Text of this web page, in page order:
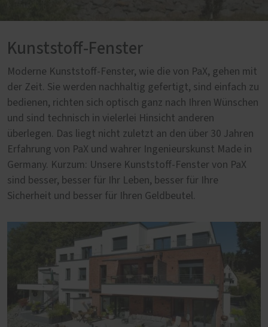
Kunststoff-Fenster
Moderne Kunststoff-Fenster, wie die von PaX, gehen mit
der Zeit. Sie werden nachhaltig gefertigt, sind einfach zu
bedienen, richten sich optisch ganz nach Ihren Wünschen
und sind technisch in vielerlei Hinsicht anderen
überlegen. Das liegt nicht zuletzt an den über 30 Jahren
Erfahrung von PaX und wahrer Ingenieurskunst Made in
Germany. Kurzum: Unsere Kunststoff-Fenster von PaX
sind besser, besser für Ihr Leben, besser für Ihre
Sicherheit und besser für Ihren Geldbeutel.